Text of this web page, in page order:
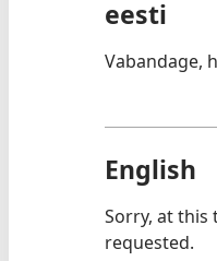
eesti
Vabandage,
English
Sorry, at this
requested.